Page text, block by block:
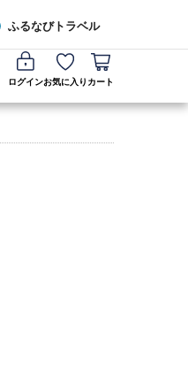
ふるなびトラベル
ログインお気に入り カート